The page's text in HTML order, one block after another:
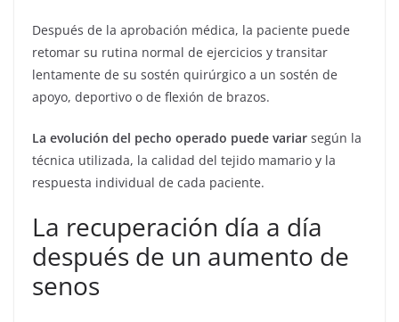
Después de la aprobación médica, la paciente puede
retomar su rutina normal de ejercicios y transitar
lentamente de su sostén quirúrgico a un sostén de
apoyo, deportivo o de flexión de brazos.
La evolución del pecho operado puede variar según la
técnica utilizada, la calidad del tejido mamario y la
respuesta individual de cada paciente.
La recuperación día a día
después de un aumento de
senos